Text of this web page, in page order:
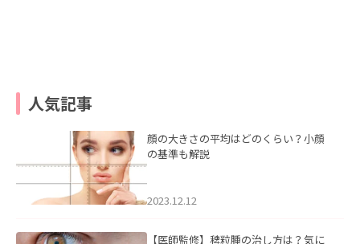
人気記事
顔の大きさの平均はどのくらい？小顔
の基準も解説
2023.12.12
【医師監修】稗粒腫の治し方は？気に